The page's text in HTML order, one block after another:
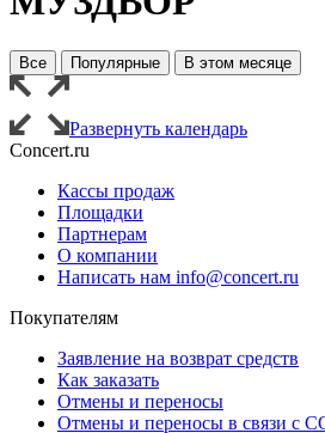
Все Популярные В этом месяце
Развернуть календарь
Concert.ru
Кассы продаж
Площадки
Партнерам
О компании
Написать нам info@concert.ru
Покупателям
Заявление на возврат средств
Как заказать
Отмены и переносы
Отмены и переносы в связи с